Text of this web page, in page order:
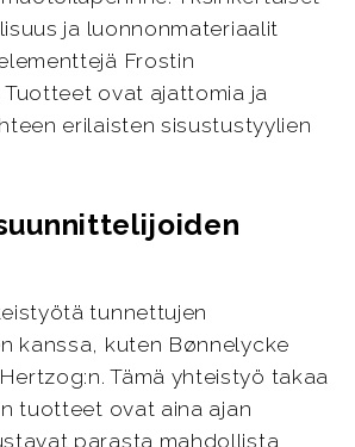
ja luonnonmateriaalit
Frostin
ovat ajattomia ja
erilaisten sisustustyylien
tunnettujen
kanssa, kuten Bønnelycke
Tämä yhteistyö takaa
tuotteet ovat aina ajan
parasta mahdollista